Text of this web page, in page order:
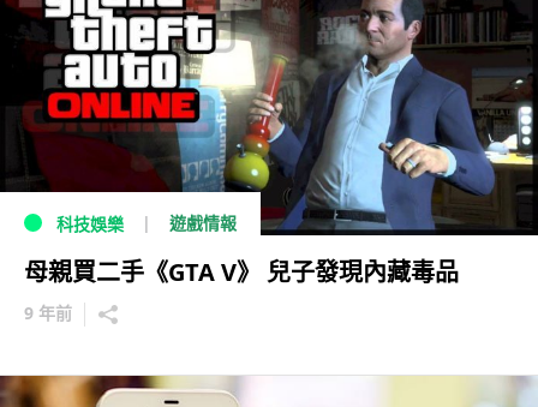
科技娛樂 遊戲情報
母親買二手《GTA V》 兒子發現內藏毒品
9 年前